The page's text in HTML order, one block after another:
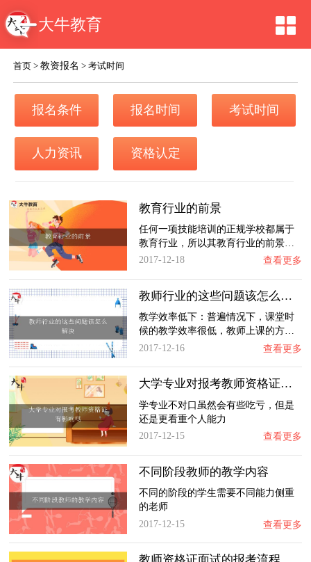
大牛教育
首页 >教资报名 >考试时间
报名条件 报名时间 考试时间
人力资讯 资格认定
教育行业的前景
任何一项技能培训的正规学校都属于
教育行业，所以其教育行业的前景…
2017-12-18
查看更多
教师行业的这些问题该怎么解决
教学效率低下：普遍情况下，课堂时
候的教学效率很低，教师上课的方…
2017-12-16
查看更多
大学专业对报考教师资格证有影响吗
学专业不对口虽然会有些吃亏，但是
还是更看重个人能力
2017-12-15
查看更多
不同阶段教师的教学内容
不同的阶段的学生需要不同能力侧重
的老师
2017-12-15
查看更多